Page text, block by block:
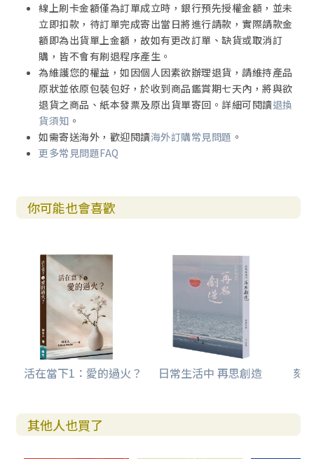
線上刷卡金額僅為訂單成立時，銀行預先授權金額，並未
立即扣款，待訂單完成寄出當日將進行請款，實際請款金
額即為出貨單上金額，故如有更改訂單、缺貨或取消訂
購，皆不會有刷退程序產生。
為維護您的權益，如因個人因素欲辦理退貨，請維持產品
原狀並依原包裝包好，於收到商品鑑賞期七天內，將與欲
退貨之商品、紙本發票及原出貨單寄回。詳細可閱讀退換
貨須知 。
如需寄送海外，歡迎閱讀海外訂購常見問題 。
更多常見問題FAQ
你可能也會喜歡
活在當下1：愛的過火？ 日常生活中 再思創造 刻
其他人也買了